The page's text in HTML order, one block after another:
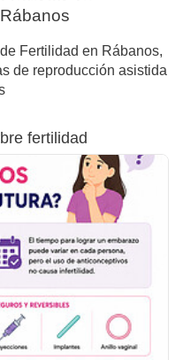
Fertilidad en Rábanos,
de reproducción asistida
fertilidad